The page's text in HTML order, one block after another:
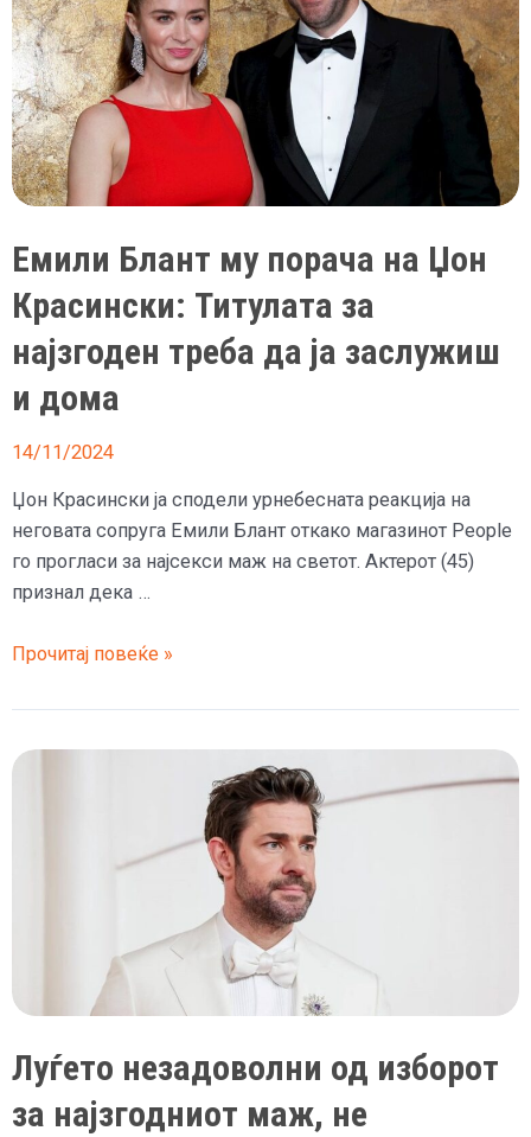
Емили Блант му порача на Џон
Красински: Титулата за
најзгоден треба да ја заслужиш
и дома
14/11/2024
Џон Красински ја сподели урнебесната реакција на
неговата сопруга Емили Блант откако магазинот People
го прогласи за најсекси маж на светот. Актерот (45)
признал дека …
Емили
му
порача
да
заслужиш
и
дома
Прочитај повеќе »
Луѓето незадоволни од изборот
за најзгодниот маж, не